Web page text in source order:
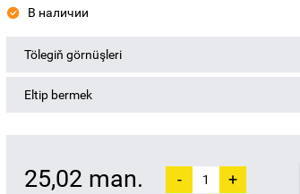
В наличии
Tölegiň görnüşleri
Eltip bermek
25,02 man. - +